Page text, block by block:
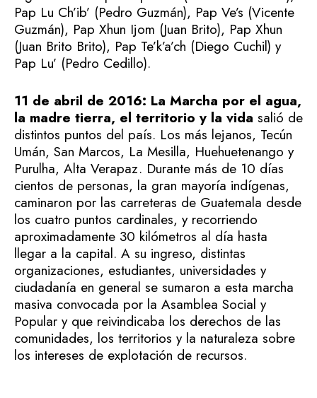
Pap Lu Ch’ib’ (Pedro Guzmán), Pap Ve’s (Vicente
Guzmán), Pap Xhun Ijom (Juan Brito), Pap Xhun
(Juan Brito Brito), Pap Te’k’a’ch (Diego Cuchil) y
Pap Lu’ (Pedro Cedillo).
11 de abril de 2016: La Marcha por el agua,
la madre tierra, el territorio y la vida salió de
distintos puntos del país. Los más lejanos, Tecún
Umán, San Marcos, La Mesilla, Huehuetenango y
Purulha, Alta Verapaz. Durante más de 10 días
cientos de personas, la gran mayoría indígenas,
caminaron por las carreteras de Guatemala desde
los cuatro puntos cardinales, y recorriendo
aproximadamente 30 kilómetros al día hasta
llegar a la capital. A su ingreso, distintas
organizaciones, estudiantes, universidades y
ciudadanía en general se sumaron a esta marcha
masiva convocada por la Asamblea Social y
Popular y que reivindicaba los derechos de las
comunidades, los territorios y la naturaleza sobre
los intereses de explotación de recursos.